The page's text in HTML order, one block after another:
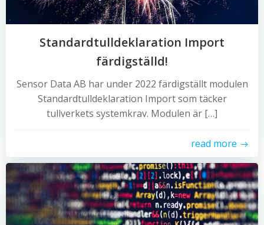
Standardtulldeklaration Import
färdigställd!
Sensor Data AB har under 2022 färdigställt modulen
Standardtulldeklaration Import som täcker
tullverkets systemkrav. Modulen är […]
read more